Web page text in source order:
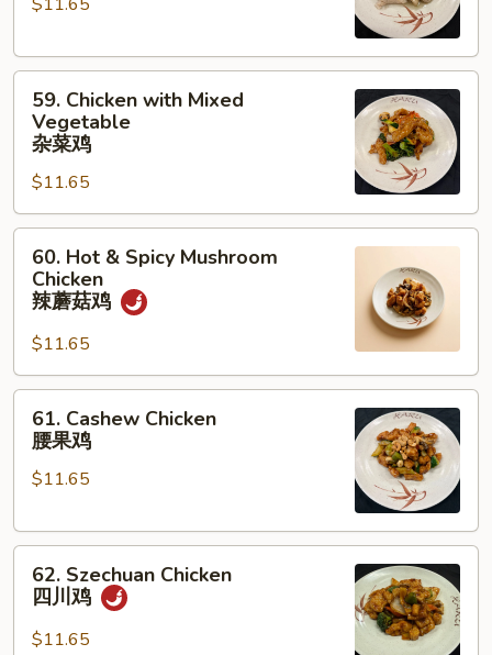
Gai
蘑
Chicken
with
Vegetable
杂
59. Chicken with Mixed
Vegetable
杂菜鸡
$11.65
Hot
Mushroom
Chicken
辣
60. Hot & Spicy Mushroom
Chicken
辣蘑菇鸡
$11.65
Cashew
Chicken
鸡
61. Cashew Chicken
腰果鸡
$11.65
Szechuan
Chicken
62. Szechuan Chicken
四川鸡
$11.65